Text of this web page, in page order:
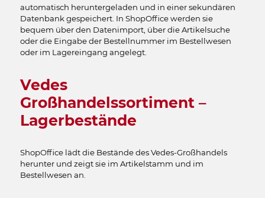
automatisch heruntergeladen und in einer sekundären
Datenbank gespeichert. In ShopOffice werden sie
bequem über den Datenimport, über die Artikelsuche
oder die Eingabe der Bestellnummer im Bestellwesen
oder im Lagereingang angelegt.
Vedes
Großhandelssortiment –
Lagerbestände
ShopOffice lädt die Bestände des Vedes-Großhandels
herunter und zeigt sie im Artikelstamm und im
Bestellwesen an.